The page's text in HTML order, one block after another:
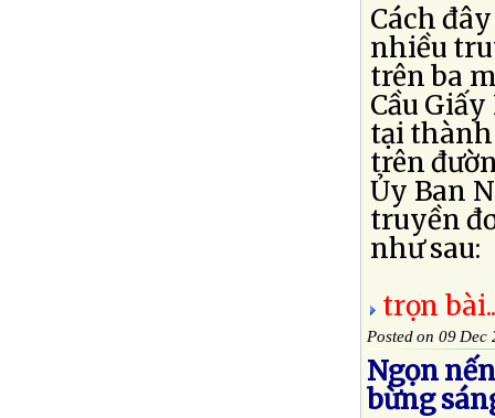
Cách
nhiều
trên ba
Cầu
tại thành
trên
Ủy Ban
truyền
như sau:
trọn
Posted on 09 Dec
Ngọn
bừng